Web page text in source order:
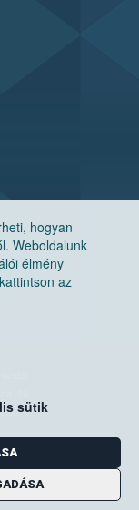
hogyan
Weboldalunk
élmény
az
sütik
30.